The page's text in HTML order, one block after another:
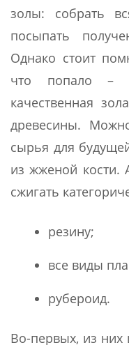
золы: собрать
посыпать
Однако стоит
что попало –
качественная
древесины.
сырья для
из жженой кости.
сжигать
резину;
все виды
рубероид.
Во-первых, из них